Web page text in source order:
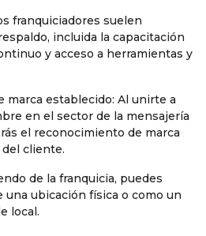
franquiciadores suelen
incluida la capacitación
y acceso a herramientas y
marca establecido: Al unirte a
en el sector de la mensajería
el reconocimiento de marca
cliente.
de la franquicia, puedes
una ubicación física o como un
local.